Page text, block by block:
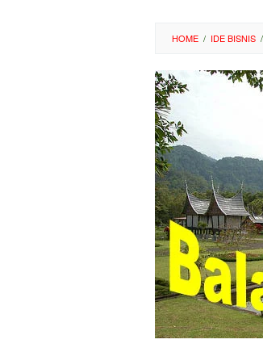
HOME / IDE BISNIS /